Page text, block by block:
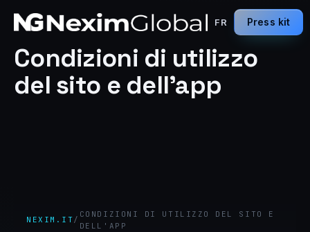
FR Press kit
Condizioni di utilizzo
del sito e dell’app
NEXIM.IT/
CONDIZIONI DI UTILIZZO DEL SITO E
DELL'APP